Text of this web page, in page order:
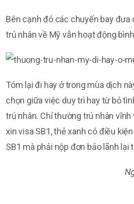
Bên cạnh đó các chuyến bay đưa
trú nhân về Mỹ vẫn hoạt động
Tóm lại đi hay ở trong mùa dịch
chọn giữa việc duy trì hay từ bỏ
trú nhân. Chỉ thường trú nhân
xin visa SB1, thẻ xanh có điều
SB1 mà phải nộp đơn bảo lãnh lại